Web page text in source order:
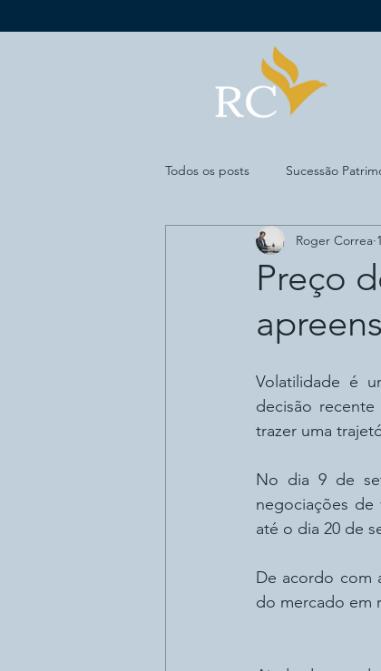
Todos os posts Sucessão
Economia Esportes
Preço
Roger Correa
Volatilidade é
decisão
trazer uma
No dia 9 de
negociações de
até o dia 20 de
De acordo com
do mercado em